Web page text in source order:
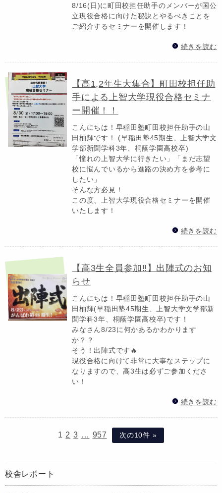
8/16(日)に町田校担任助手のメンバーが国公
立現役合格に向けた秘訣とやるべきことを
ご紹介するセミナーを開催します！
続きを読む
【高1,2年生大集合】町田校担任助
手による上智大学現役合格セミナ
ー開催！！
こんにちは！早稲田塾町田校担任助手の山
田柚輝です！ (早稲田塾45期生、上智大学文
学部新聞学科3年、桐蔭学園高校卒)
「憧れの上智大学に行きたい」「まだ志望
校に悩んでいるから進路の決め方を参考に
したい」
そんな方必見！
この度、上智大学現役合格セミナーを開催
いたします！
続きを読む
【高3生全員参加‼】出陣式のお知
らせ
こんにちは！早稲田塾町田校担任助手の山
田柚輝(早稲田塾45期生、上智大学文学部新
聞学科3年、桐蔭学園高校卒)です！
みなさん8/23に何かあるかわかります
か？？
そう！出陣式です🔥
現役合格に向けて非常に大事なステップに
なりますので、高3生は必ずご参加くださ
い！
続きを読む
1 2 3 … 957 次の10件 »
校舎レポート